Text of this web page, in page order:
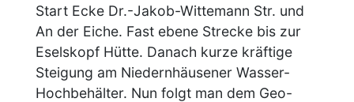
Start Ecke Dr.-Jakob-Wittemann Str. und
An der Eiche. Fast ebene Strecke bis zur
Eselskopf Hütte. Danach kurze kräftige
Steigung am Niedernhäusener Wasser-
Hochbehälter. Nun folgt man dem Geo-